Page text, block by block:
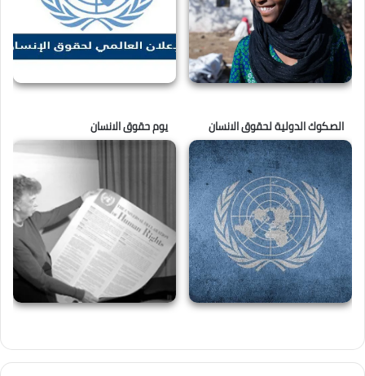
الصكوك الدولية لحقوق الانسان يوم حقوق الانسان